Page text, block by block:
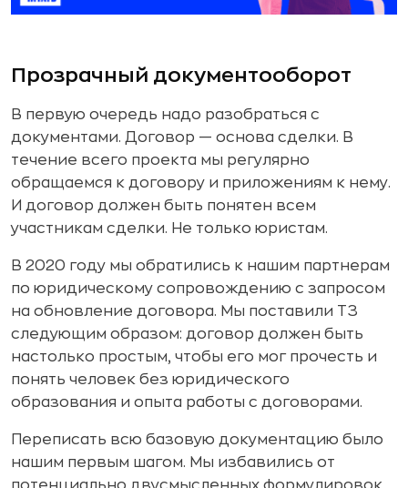
Прозрачный документооборот
В первую очередь надо разобраться с
документами. Договор — основа сделки. В
течение всего проекта мы регулярно
обращаемся к договору и приложениям к нему.
И договор должен быть понятен всем
участникам сделки. Не только юристам.
В 2020 году мы обратились к нашим партнерам
по юридическому сопровождению с запросом
на обновление договора. Мы поставили ТЗ
следующим образом: договор должен быть
настолько простым, чтобы его мог прочесть и
понять человек без юридического
образования и опыта работы с договорами.
Переписать всю базовую документацию было
нашим первым шагом. Мы избавились от